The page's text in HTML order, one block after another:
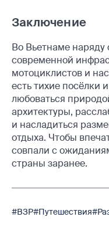
Заключение
Во Вьетнаме наряду
современной
мотоциклистов и
есть тихие посёлки
любоваться
архитектуры,
и насладиться
отдыха. Чтобы
совпали с
страны заранее.
#ВЗР#Путешествия